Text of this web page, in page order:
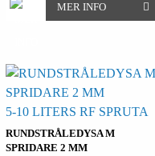
MER INFO
RUNDSTRÅLEDYSA M
SPRIDARE 2 MM
5-10 LITERS RF SPRUTA